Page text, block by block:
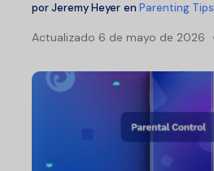
porJeremy Heyer en Parenting Tips
Actualizado 6 de mayo de 2026